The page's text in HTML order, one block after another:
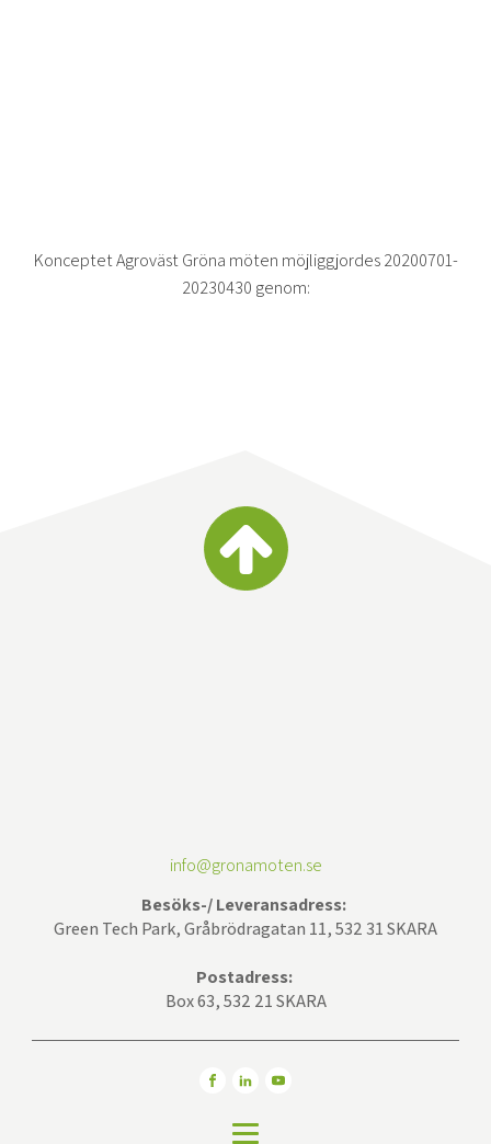
Konceptet Agroväst Gröna möten möjliggjordes 20200701-
20230430 genom:
info@gronamoten.se
Besöks-/ Leveransadress:
Green Tech Park, Gråbrödragatan 11, 532 31 SKARA
Postadress:
Box 63, 532 21 SKARA